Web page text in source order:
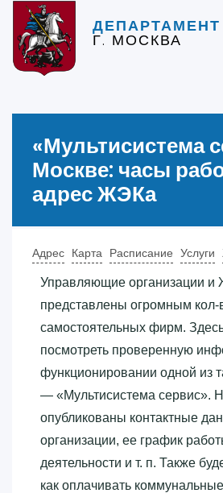
Г. МОСКВА
«‎Мультисистема
Москве: часы
адрес ЖЭКа
Адрес Карта Расписание Услуги
Управляющие организации
представлены огромным кол-
самостоятельных фирм.
посмотреть проверенную
функционировании одной из
— «‎Мультисистема сервис»‎.
опубликованы контактные
организации, ее график
деятельности и т. п. Также
как оплачивать